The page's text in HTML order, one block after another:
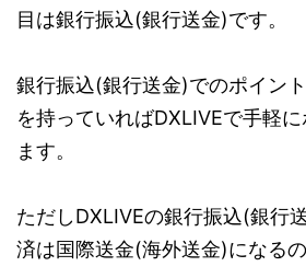
目は銀行振込(銀行送金)です。
銀行振込(銀行送金)でのポイン
を持っていればDXLIVEで手軽
ます。
ただしDXLIVEの銀行振込(銀行
済は国際送金(海外送金)になるの